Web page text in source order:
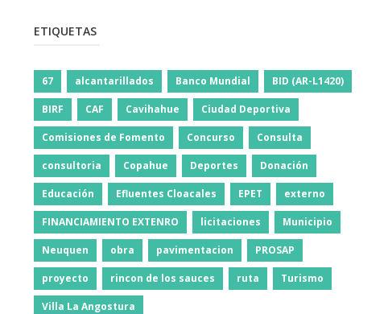
ETIQUETAS
67 alcantarillados Banco Mundial BID (AR-L1420)
BIRF CAF Cavihahue Ciudad Deportiva
Comisiones de Fomento Concurso Consulta
consultoria Copahue Deportes Donación
Educación Efluentes Cloacales EPET externo
FINANCIAMIENTO EXTENRO licitaciones Municipio
Neuquen obra pavimentacion PROSAP
proyecto rincon de los sauces ruta Turismo
Villa La Angostura